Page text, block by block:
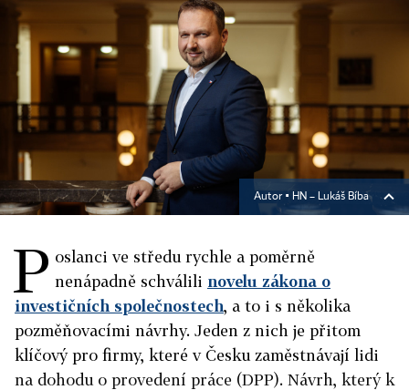
Autor ▪ HN – Lukáš Bíba
P oslanci ve středu rychle a poměrně
nenápadně schválili novelu zákona o
investičních společnostech, a to i s několika
pozměňovacími návrhy. Jeden z nich je přitom
klíčový pro firmy, které v Česku zaměstnávají lidi
na dohodu o provedení práce (DPP). Návrh, který k